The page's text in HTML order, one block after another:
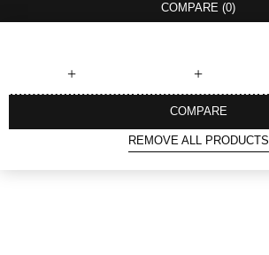
COMPARE (0)
COMPARE
REMOVE ALL PRODUCTS